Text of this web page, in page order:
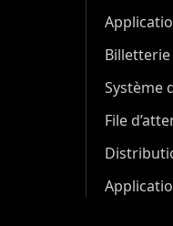
Billetterie
Système
File